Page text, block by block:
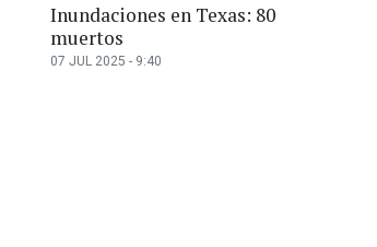
Inundaciones en Texas: 80
muertos
07 JUL 2025 - 9:40